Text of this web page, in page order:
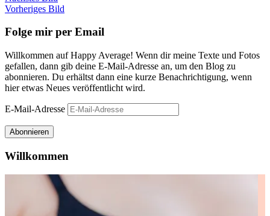
Vorheriges Bild
Folge mir per Email
Willkommen auf Happy Average! Wenn dir meine Texte und Fotos
gefallen, dann gib deine E-Mail-Adresse an, um den Blog zu
abonnieren. Du erhältst dann eine kurze Benachrichtigung, wenn
hier etwas Neues veröffentlicht wird.
E-Mail-Adresse
Abonnieren
Willkommen